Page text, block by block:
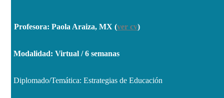
Profesora: Paola Araiza, MX (ver cv)
Modalidad: Virtual / 6 semanas
Diplomado/Temática: Estrategias de Educación